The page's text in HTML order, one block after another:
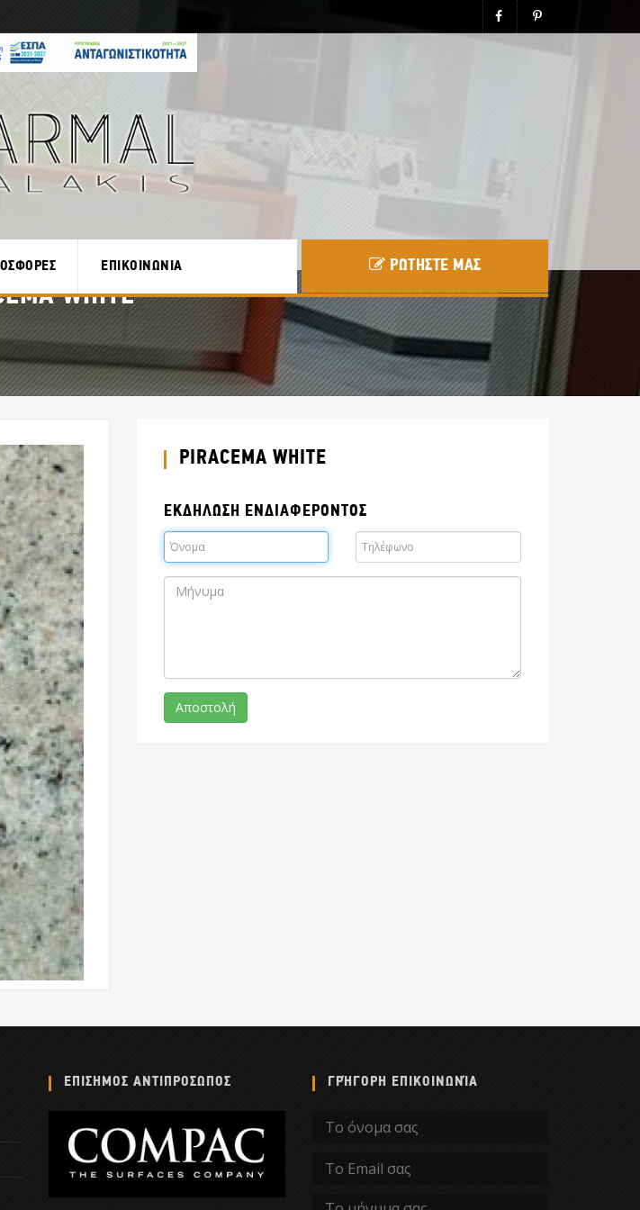
ΕΠΙΚΟΙΝΩΝΙΑ ΡΩΤΗΣΤΕ ΜΑΣ
WHITE
PIRACEMA WHITE
ΕΚΔΗΛΩΣΗ ΕΝΔΙΑΦΕΡΟΝΤΟΣ
ΕΠΙΣΗΜΟΣ ΑΝΤΙΠΡΟΣΩΠΟΣ ΓΡΉΓΟΡΗ ΕΠΙΚΟΙΝΩΝΊΑ